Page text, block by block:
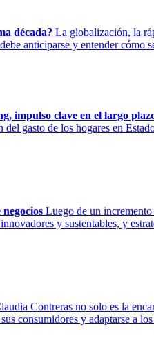
década? La globalización, la
anticiparse y entender cómo
impulso clave en el largo
gasto de los hogares en
Luego de un
y sustentables, y
Contreras no solo es la
consumidores y adaptarse a